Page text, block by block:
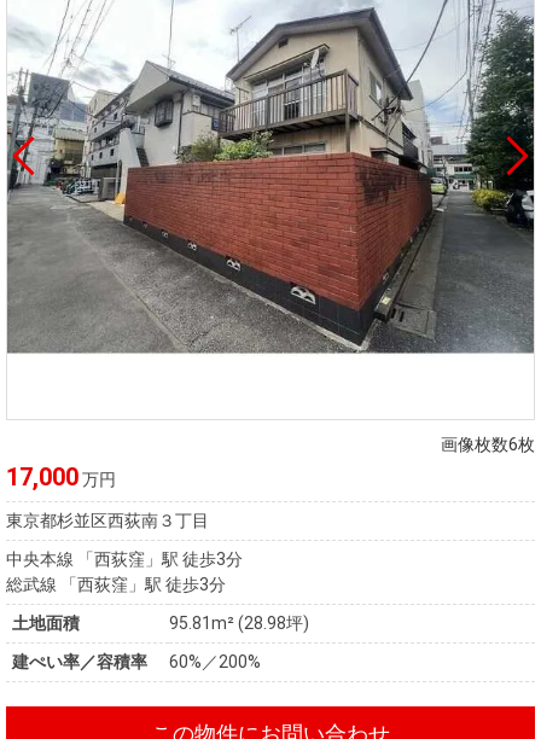
画像枚数6枚
17,000万円
東京都杉並区西荻南３丁目
中央本線 「西荻窪」駅 徒歩3分
総武線 「西荻窪」駅 徒歩3分
土地面積
95.81m² (28.98坪)
建ぺい率／容積率
60%／200%
この物件にお問い合わせ